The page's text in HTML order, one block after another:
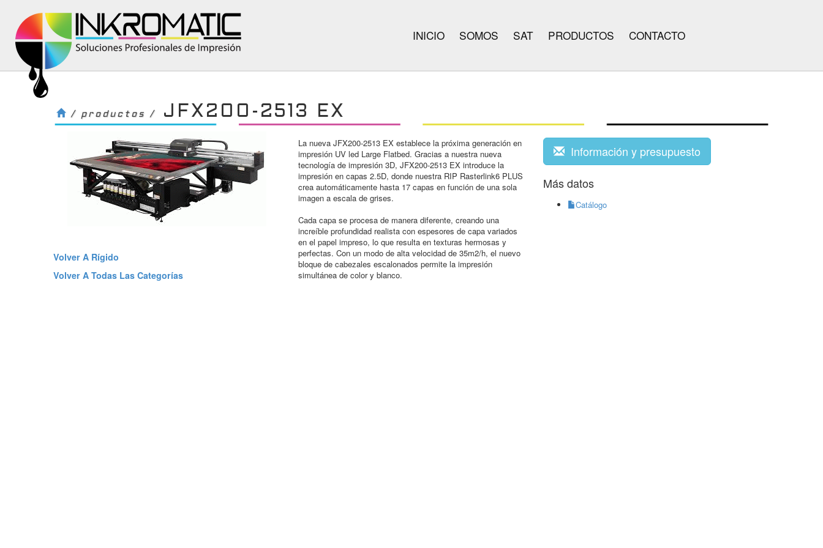
INICIO SOMOS SAT PRODUCTOS CONTACTO
/ productos / JFX200-2513 EX
Volver A Rí­gido
Volver A Todas Las Categorías
La nueva JFX200-2513 EX establece la próxima generación en
impresión UV led Large Flatbed. Gracias a nuestra nueva
tecnología de impresión 3D, JFX200-2513 EX introduce la
impresión en capas 2.5D, donde nuestra RIP Rasterlink6 PLUS
crea automáticamente hasta 17 capas en función de una sola
imagen a escala de grises.
Cada capa se procesa de manera diferente, creando una
increíble profundidad realista con espesores de capa variados
en el papel impreso, lo que resulta en texturas hermosas y
perfectas. Con un modo de alta velocidad de 35m2/h, el nuevo
bloque de cabezales escalonados permite la impresión
simultánea de color y blanco.
Información y presupuesto
Más datos
Catálogo